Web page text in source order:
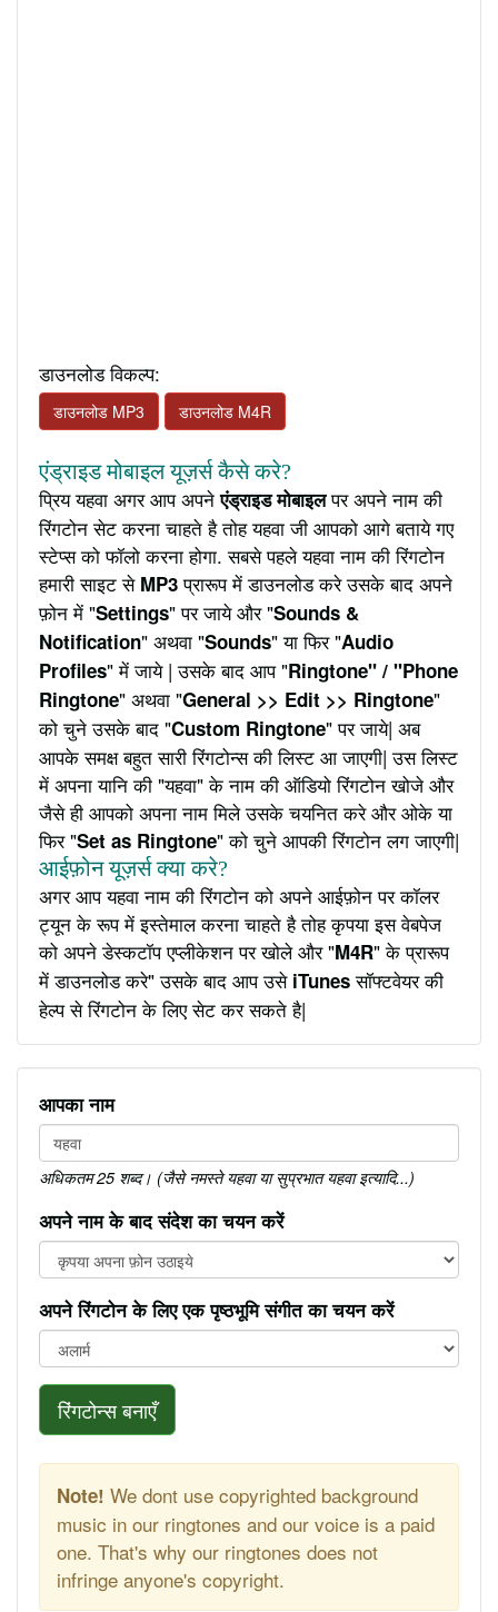
डाउनलोड विकल्प:
डाउनलोड MP3 डाउनलोड M4R
एंड्राइड मोबाइल यूज़र्स कैसे करे?
प्रिय यहवा अगर आप अपनेएंड्राइड मोबाइलपर अपने नाम की
रिंगटोन सेट करना चाहते है तोह यहवा जी आपको आगे बताये गए
स्टेप्स को फॉलो करना होगा. सबसे पहले यहवा नाम की रिंगटोन
हमारी साइट से MP3प्रारूप में डाउनलोड करे उसके बाद अपने
फ़ोन में "Settings" पर जाये और "Sounds &
Notification" अथवा "Sounds" या फिर "Audio
Profiles" में जाये | उसके बाद आप "Ringtone" / "Phone
Ringtone" अथवा "General >> Edit >> Ringtone"
को चुने उसके बाद "Custom Ringtone" पर जाये| अब
आपके समक्ष बहुत सारी रिंगटोन्स की लिस्ट आ जाएगी| उस लिस्ट
में अपना यानि की "यहवा" के नाम की ऑडियो रिंगटोन खोजे और
जैसे ही आपको अपना नाम मिले उसके चयनित करे और ओके या
फिर "Set as Ringtone" को चुने आपकी रिंगटोन लग जाएगी|
आईफ़ोन यूज़र्स क्या करे?
अगर आप यहवा नाम की रिंगटोन को अपने आईफ़ोन पर कॉलर
ट्यून के रूप में इस्तेमाल करना चाहते है तोह कृपया इस वेबपेज
को अपने डेस्कटॉप एप्लीकेशन पर खोले और "M4R" के प्रारूप
में डाउनलोड करे" उसके बाद आप उसे iTunesसॉफ्टवेयर की
हेल्प से रिंगटोन के लिए सेट कर सकते है|
आपका नाम
अधिकतम 25 शब्द। (जैसे नमस्ते यहवा या सुप्रभात यहवा इत्यादि...)
अपने नाम के बाद संदेश का चयन करें
अपने रिंगटोन के लिए एक पृष्ठभूमि संगीत का चयन करें
रिंगटोन्स बनाएँ
Note! We dont use copyrighted background
music in our ringtones and our voice is a paid
one. That's why our ringtones does not
infringe anyone's copyright.